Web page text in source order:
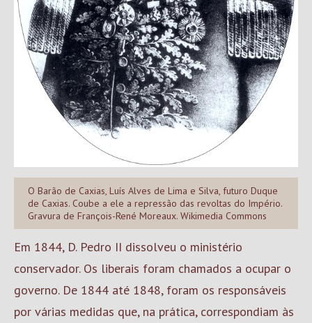
O Barão de Caxias, Luís Alves de Lima e Silva, futuro Duque
de Caxias. Coube a ele a repressão das revoltas do Império.
Gravura de François-René Moreaux. Wikimedia Commons
Em 1844, D. Pedro II dissolveu o ministério
conservador. Os liberais foram chamados a ocupar o
governo. De 1844 até 1848, foram os responsáveis
por várias medidas que, na prática, correspondiam às